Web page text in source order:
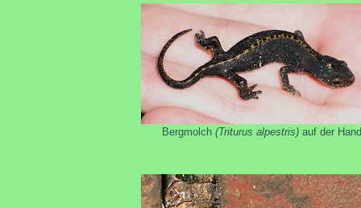
Bergmolch (Triturus alpestris)auf der Hand